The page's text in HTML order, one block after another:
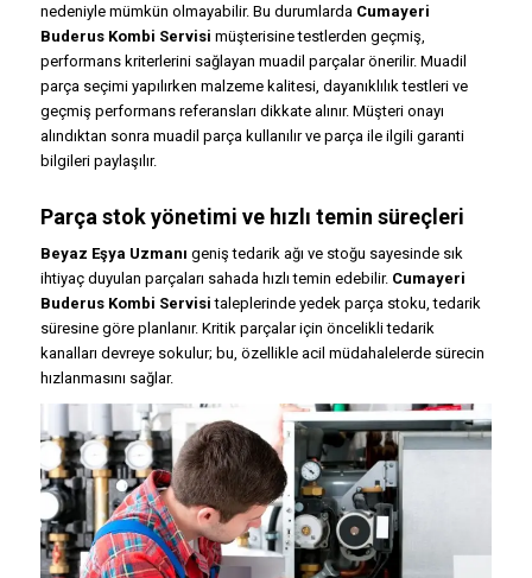
nedeniyle mümkün olmayabilir. Bu durumlarda Cumayeri
Buderus Kombi Servisi müşterisine testlerden geçmiş,
performans kriterlerini sağlayan muadil parçalar önerilir. Muadil
parça seçimi yapılırken malzeme kalitesi, dayanıklılık testleri ve
geçmiş performans referansları dikkate alınır. Müşteri onayı
alındıktan sonra muadil parça kullanılır ve parça ile ilgili garanti
bilgileri paylaşılır.
Parça stok yönetimi ve hızlı temin süreçleri
Beyaz Eşya Uzmanı geniş tedarik ağı ve stoğu sayesinde sık
ihtiyaç duyulan parçaları sahada hızlı temin edebilir. Cumayeri
Buderus Kombi Servisi taleplerinde yedek parça stoku, tedarik
süresine göre planlanır. Kritik parçalar için öncelikli tedarik
kanalları devreye sokulur; bu, özellikle acil müdahalelerde sürecin
hızlanmasını sağlar.